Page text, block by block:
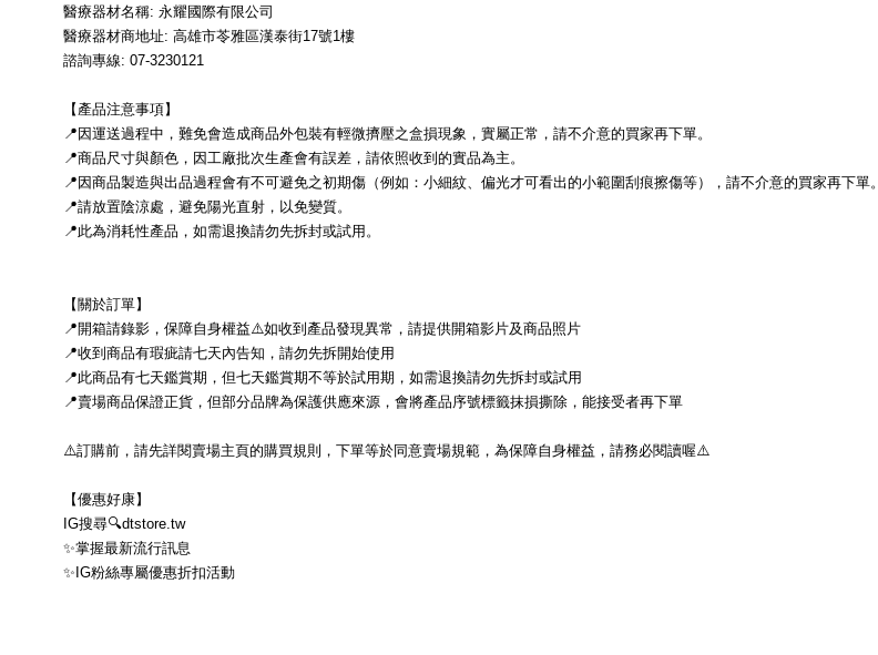
醫療器材名稱: 永耀國際有限公司
醫療器材商地址: 高雄市苓雅區漢泰街17號1樓
諮詢專線: 07-3230121
【產品注意事項】
📍因運送過程中，難免會造成商品外包裝有輕微擠壓之盒損現象，實屬正常，請不介意的買家再下單。
📍商品尺寸與顏色，因工廠批次生產會有誤差，請依照收到的實品為主。
📍因商品製造與出品過程會有不可避免之初期傷（例如：小細紋、偏光才可看出的小範圍刮痕擦傷等），請不介意的買家再下單。
📍請放置陰涼處，避免陽光直射，以免變質。
📍此為消耗性產品，如需退換請勿先拆封或試用。
【關於訂單】
📍開箱請錄影，保障自身權益⚠️如收到產品發現異常，請提供開箱影片及商品照片
📍收到商品有瑕疵請七天內告知，請勿先拆開始使用
📍此商品有七天鑑賞期，但七天鑑賞期不等於試用期，如需退換請勿先拆封或試用
📍賣場商品保證正貨，但部分品牌為保護供應來源，會將產品序號標籤抹損撕除，能接受者再下單
⚠️訂購前，請先詳閱賣場主頁的購買規則，下單等於同意賣場規範，為保障自身權益，請務必閱讀喔⚠️
【優惠好康】
IG搜尋🔍dtstore.tw
✨掌握最新流行訊息
✨IG粉絲專屬優惠折扣活動